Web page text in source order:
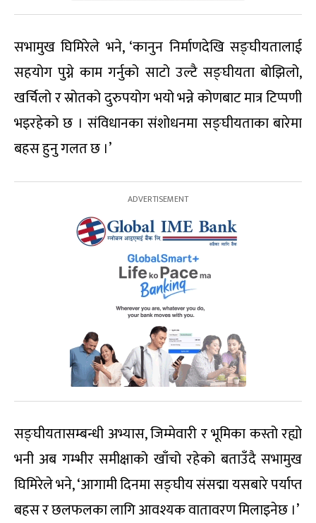
सभामुख घिमिरेले भने, ‘कानुन निर्माणदेखि सङ्घीयतालाई
सहयोग पुग्ने काम गर्नुको साटो उल्टै सङ्घीयता बोझिलो,
खर्चिलो र स्रोतको दुरुपयोग भयो भन्ने कोणबाट मात्र टिप्पणी
भइरहेको छ । संविधानका संशोधनमा सङ्घीयताका बारेमा
बहस हुनु गलत छ ।’
सङ्घीयतासम्बन्धी अभ्यास, जिम्मेवारी र भूमिका कस्तो रह्यो
भनी अब गम्भीर समीक्षाको खाँचो रहेको बताउँदै सभामुख
घिमिरेले भने, ‘आगामी दिनमा सङ्घीय संसद्मा यसबारे पर्याप्त
बहस र छलफलका लागि आवश्यक वातावरण मिलाइनेछ ।’